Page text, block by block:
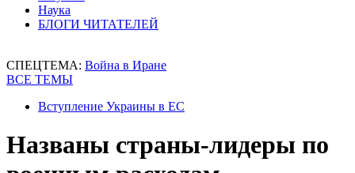
Наука
БЛОГИ ЧИТАТЕЛЕЙ
СПЕЦТЕМА: Война в Иране
ВСЕ ТЕМЫ
Вступление Украины в ЕС
Названы страны-лидеры по